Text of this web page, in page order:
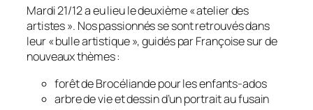
Mardi 21/12 a eu lieu le deuxième « atelier des
artistes ». Nos passionnés se sont retrouvés dans
leur « bulle artistique », guidés par Françoise sur de
nouveaux thèmes :
forêt de Brocéliande pour les enfants-ados
arbre de vie et dessin d’un portrait au fusain